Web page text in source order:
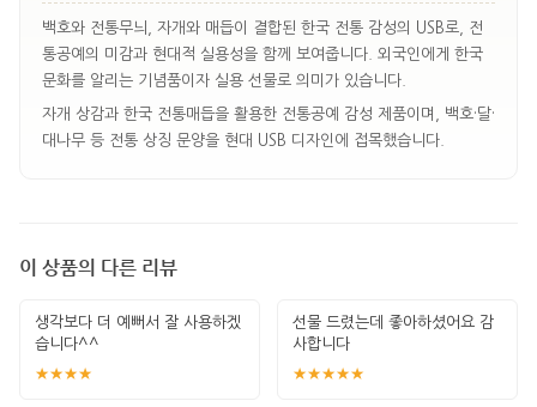
백호와 전통무늬, 자개와 매듭이 결합된 한국 전통 감성의 USB로, 전
통공예의 미감과 현대적 실용성을 함께 보여줍니다. 외국인에게 한국
문화를 알리는 기념품이자 실용 선물로 의미가 있습니다.
자개 상감과 한국 전통매듭을 활용한 전통공예 감성 제품이며, 백호·달·
대나무 등 전통 상징 문양을 현대 USB 디자인에 접목했습니다.
이 상품의 다른 리뷰
생각보다 더 예뻐서 잘 사용하겠
습니다^^
★★★★
선물 드렸는데 좋아하셨어요 감
사합니다
★★★★★